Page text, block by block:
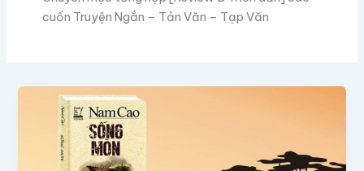
cuốn Truyện Ngắn – Tản Văn – Tạp Văn